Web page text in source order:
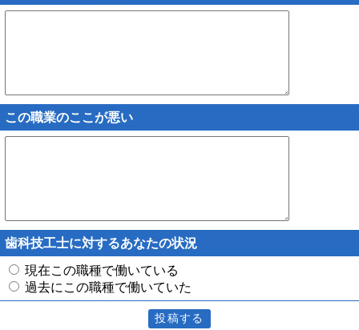
この職業のここが悪い
歯科技工士に対するあなたの状況
現在この職種で働いている
過去にこの職種で働いていた